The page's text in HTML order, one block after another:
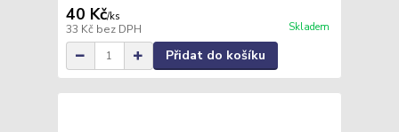
40 Kč/ks
33 Kč bez DPH Skladem
Přidat do košíku